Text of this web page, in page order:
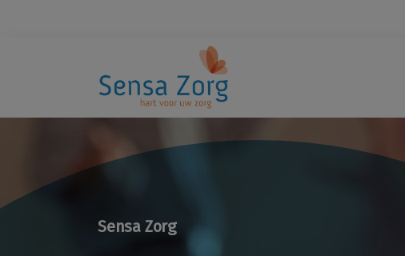
Sensa Zorg